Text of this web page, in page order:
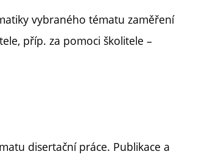
vybraného tématu zaměření
příp. za pomoci školitele –
disertační práce. Publikace a